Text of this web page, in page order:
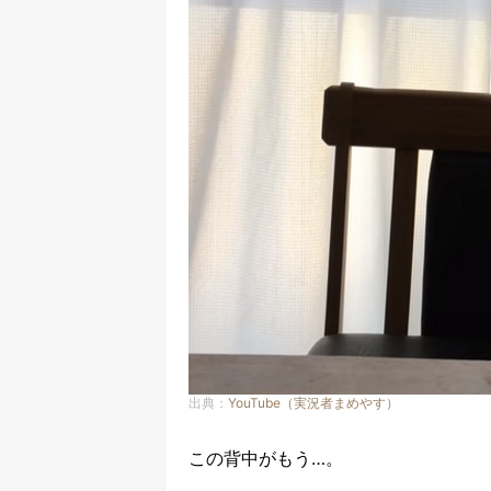
出典： YouTube（実況者まめやす）
この背中がもう…。